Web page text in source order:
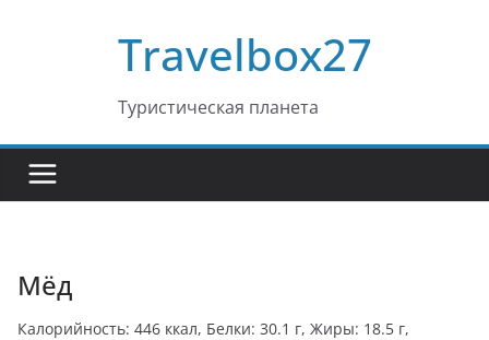
Travelbox27
Туристическая планета
Мёд
Калорийность: 446 ккал, Белки: 30.1 г, Жиры: 18.5 г,